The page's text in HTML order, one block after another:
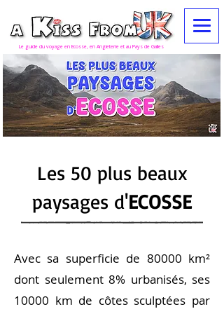
Le guide du voyage en Ecosse, en Angleterre et au Pays de Galles
Les 50 plus beaux
paysages d'ECOSSE
Avec sa superficie de 80000 km²
dont seulement 8% urbanisés, ses
10000 km de côtes sculptées par